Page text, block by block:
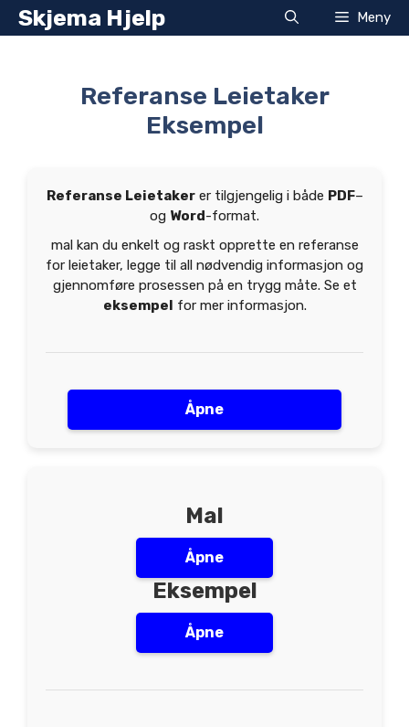
HoppSkjema Hjelp Meny
Referanse Leietaker
Eksempel
Referanse Leietakerer tilgjengelig i både PDF–
og Word-format.
mal kan du enkelt og raskt opprette en referanse
for leietaker, legge til all nødvendig informasjon og
gjennomføre prosessen på en trygg måte. Se et
eksempel for mer informasjon.
Åpne
Mal
Åpne
Eksempel
Åpne